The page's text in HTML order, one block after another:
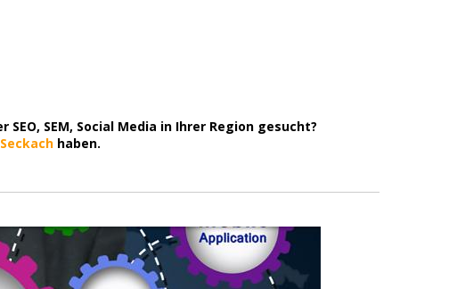
SEM, Social Media in Ihrer Region gesucht?
Seckach haben.